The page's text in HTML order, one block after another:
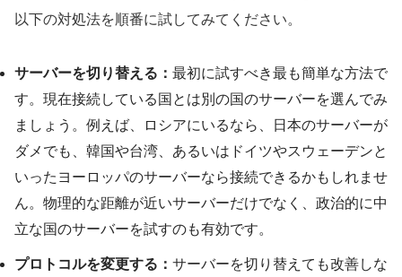
以下の対処法を順番に試してみてください。
サーバーを切り替える： 最初に試すべき最も簡単な方法で
す。現在接続している国とは別の国のサーバーを選んでみ
ましょう。例えば、ロシアにいるなら、日本のサーバーが
ダメでも、韓国や台湾、あるいはドイツやスウェーデンと
いったヨーロッパのサーバーなら接続できるかもしれませ
ん。物理的な距離が近いサーバーだけでなく、政治的に中
立な国のサーバーを試すのも有効です。
プロトコルを変更する： サーバーを切り替えても改善しな